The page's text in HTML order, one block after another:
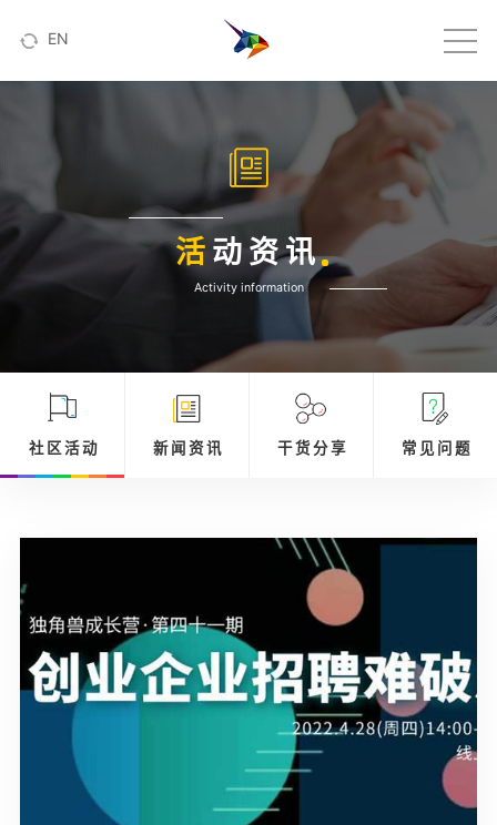
EN
活 动资讯
Activity information
社 区 活 动 新 闻 资 讯 干 货 分 享 常 见 问 题